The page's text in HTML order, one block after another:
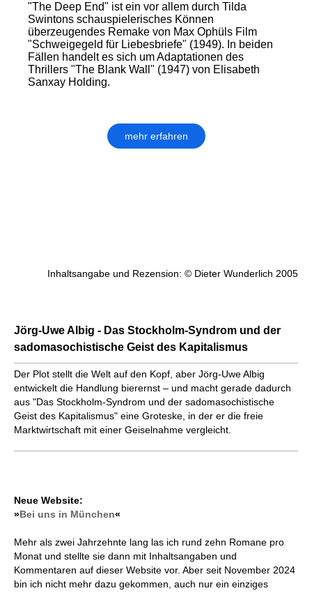
"The Deep End" ist ein vor allem durch Tilda
Swintons schauspielerisches Können
überzeugendes Remake von Max Ophüls Film
"Schweigegeld für Liebesbriefe" (1949). In beiden
Fällen handelt es sich um Adaptationen des
Thrillers "The Blank Wall" (1947) von Elisabeth
Sanxay Holding.
mehr erfahren
Inhaltsangabe und Rezension: © Dieter Wunderlich 2005
Jörg-Uwe Albig - Das Stockholm-Syndrom und der
sadomasochistische Geist des Kapitalismus
Der Plot stellt die Welt auf den Kopf, aber Jörg-Uwe Albig
entwickelt die Handlung bierernst – und macht gerade dadurch
aus "Das Stockholm-Syndrom und der sadomasochistische
Geist des Kapitalismus" eine Groteske, in der er die freie
Marktwirtschaft mit einer Geiselnahme vergleicht.
Neue Website:
»Bei uns in München«
Mehr als zwei Jahrzehnte lang las ich rund zehn Romane pro
Monat und stellte sie dann mit Inhaltsangaben und
Kommentaren auf dieser Website vor. Aber seit November 2024
bin ich nicht mehr dazu gekommen, auch nur ein einziges